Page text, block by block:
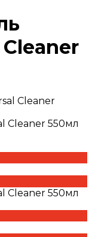
Cleaner 550мл
Cleaner 550мл